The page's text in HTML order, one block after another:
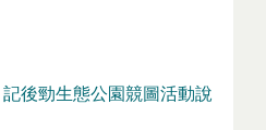
後勁生態公園競圖活動說